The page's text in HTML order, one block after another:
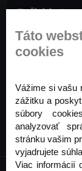
Prihláste
Buďte prvý,
noviniek ešte
Táto
cookies
Vážime si vašu
zážitku a
súbory
analyzovať
stránku vašim
vyjadrujete
Viac informácií